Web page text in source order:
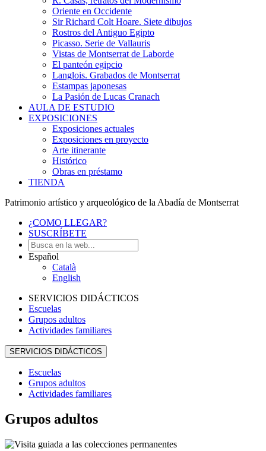
Oriente en Occidente
Sir Richard Colt Hoare. Siete dibujos
Rostros del Antiguo Egipto
Picasso. Serie de Vallauris
Vistas de Montserrat de Laborde
El panteón egipcio
Langlois. Grabados de Montserrat
Estampas japonesas
La Pasión de Lucas Cranach
AULA DE ESTUDIO
EXPOSICIONES
Exposiciones actuales
Exposiciones en proyecto
Arte itinerante
Histórico
Obras en préstamo
TIENDA
Patrimonio artístico y arqueológico de la Abadía de Montserrat
¿COMO LLEGAR?
SUSCRÍBETE
Español
Català
English
SERVICIOS DIDÁCTICOS
Escuelas
Grupos adultos
Actividades familiares
SERVICIOS DIDÁCTICOS
Escuelas
Grupos adultos
Actividades familiares
Grupos adultos